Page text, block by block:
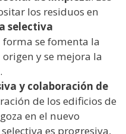
los residuos en
selectiva
forma se fomenta la
y se mejora la
y colaboración de
de los edificios de
en el nuevo
es progresiva,